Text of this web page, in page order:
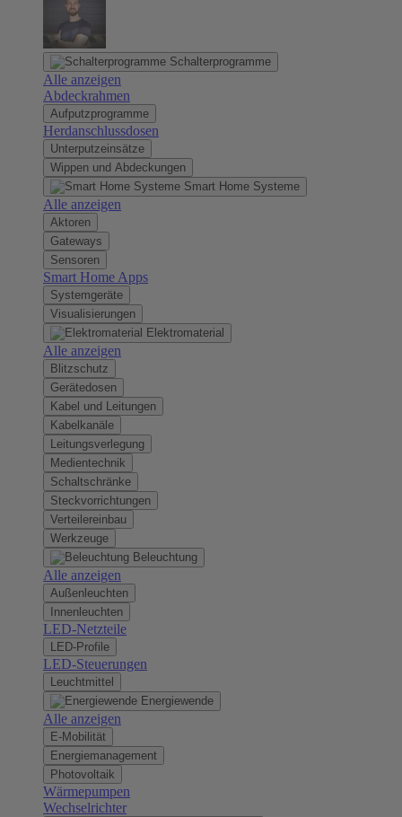
Schalterprogramme
Alle anzeigen
Abdeckrahmen
Aufputzprogramme
Herdanschlussdosen
Unterputzeinsätze
Wippen und Abdeckungen
Smart Home Systeme
Alle anzeigen
Aktoren
Gateways
Sensoren
Smart Home Apps
Systemgeräte
Visualisierungen
Elektromaterial
Alle anzeigen
Blitzschutz
Gerätedosen
Kabel und Leitungen
Kabelkanäle
Leitungsverlegung
Medientechnik
Schaltschränke
Steckvorrichtungen
Verteilereinbau
Werkzeuge
Beleuchtung
Alle anzeigen
Außenleuchten
Innenleuchten
LED-Netzteile
LED-Profile
LED-Steuerungen
Leuchtmittel
Energiewende
Alle anzeigen
E-Mobilität
Energiemanagement
Photovoltaik
Wärmepumpen
Wechselrichter